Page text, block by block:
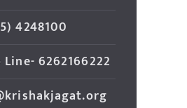
4248100
6262166222